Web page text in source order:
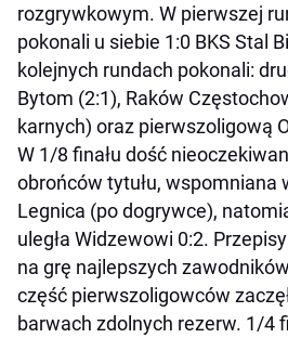
rozgrywkowym. W pierwszej
pokonali u siebie 1:0 BKS Stal
kolejnych rundach pokonali:
Bytom (2:1), Raków
karnych) oraz pierwszoligową
W 1/8 finału dość
obrońców tytułu, wspomniana
Legnica (po dogrywce),
uległa Widzewowi 0:2.
na grę najlepszych
część pierwszoligowców
barwach zdolnych rezerw. 1/4